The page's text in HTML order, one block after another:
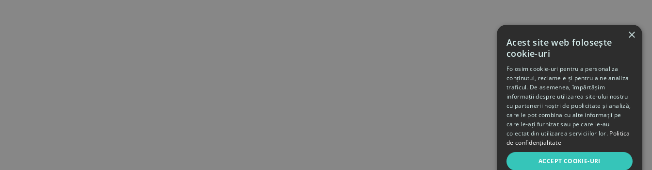
×
Acest site web folosește
cookie-uri
Folosim cookie-uri pentru a personaliza
conținutul, reclamele și pentru a ne analiza
traficul. De asemenea, împărtășim
informații despre utilizarea site-ului nostru
cu partenerii noștri de publicitate și analiză,
care le pot combina cu alte informații pe
care le-ați furnizat sau pe care le-au
colectat din utilizarea serviciilor lor. Politica
de confidențialitate
ACCEPT COOKIE-URI